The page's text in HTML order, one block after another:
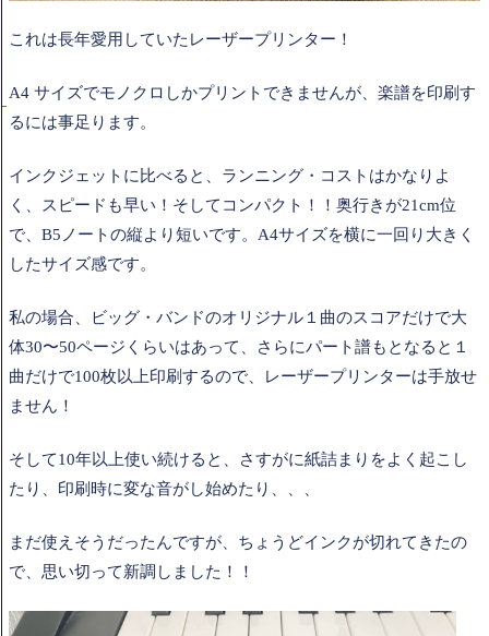
これは長年愛用していたレーザープリンター！
A4 サイズでモノクロしかプリントできませんが、楽譜を印刷す
るには事足ります。
インクジェットに比べると、ランニング・コストはかなりよ
く、スピードも早い！そしてコンパクト！！奥行きが21cm位
で、B5ノートの縦より短いです。A4サイズを横に一回り大きく
したサイズ感です。
私の場合、ビッグ・バンドのオリジナル１曲のスコアだけで大
体30〜50ページくらいはあって、さらにパート譜もとなると１
曲だけで100枚以上印刷するので、レーザープリンターは手放せ
ません！
そして10年以上使い続けると、さすがに紙詰まりをよく起こし
たり、印刷時に変な音がし始めたり、、、
まだ使えそうだったんですが、ちょうどインクが切れてきたの
で、思い切って新調しました！！